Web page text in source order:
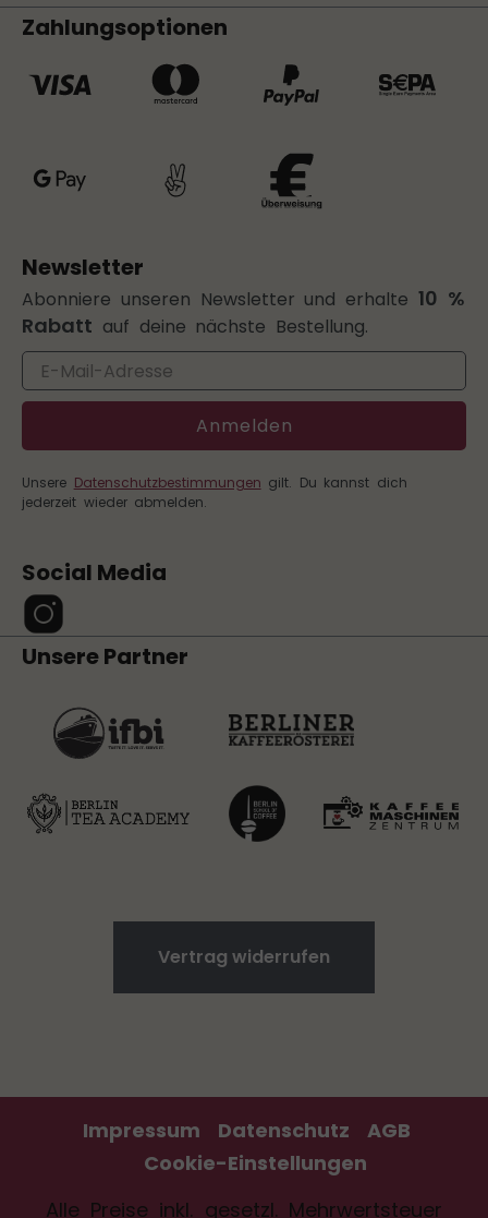
Zahlungsoptionen
Newsletter
Abonniere unseren Newsletter und erhalte 10 %
Rabatt auf deine nächste Bestellung.
Email
Anmelden
Unsere Datenschutzbestimmungen gilt. Du kannst dich
jederzeit wieder abmelden.
Social Media
Unsere Partner
Vertrag widerrufen
Impressum Datenschutz
AGB
Cookie-Einstellungen
Alle Preise inkl. gesetzl. Mehrwertsteuer